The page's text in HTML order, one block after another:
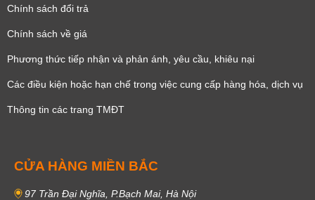
Chính sách đổi trả
Chính sách về giá
Phương thức tiếp nhận và phản ánh, yêu cầu, khiêu nại
Các điều kiện hoặc hạn chế trong việc cung cấp hàng hóa, dịch vụ
Thông tin các trang TMĐT
CỬA HÀNG MIỀN BẮC
97 Trần Đại Nghĩa, P.Bạch Mai, Hà Nội